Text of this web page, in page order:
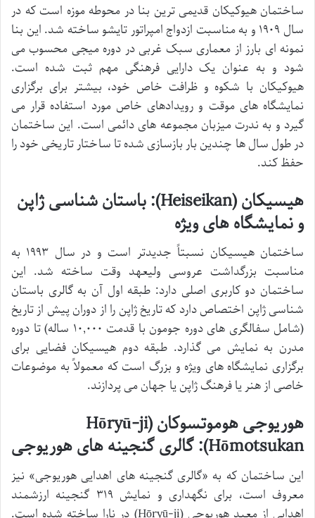
ساختمان هیوکیکان قدیمی ترین بنا در محوطه موزه است که در
سال ۱۹۰۹ و به مناسبت ازدواج امپراتور تایشو ساخته شد. این بنا
نمونه ای بارز از معماری سبک غربی در دوره میجی محسوب می
شود و به عنوان یک دارایی فرهنگی مهم ثبت شده است.
هیوکیکان با شکوه و ظرافت خاص خود، بیشتر برای برگزاری
نمایشگاه های موقت و رویدادهای خاص مورد استفاده قرار می
گیرد و به ندرت میزبان مجموعه های دائمی است. این ساختمان
در طول سال ها چندین بار بازسازی شده تا ساختار تاریخی خود را
حفظ کند.
هیسیکان (Heiseikan): باستان شناسی ژاپن
و نمایشگاه های ویژه
ساختمان هیسیکان نسبتاً جدیدتر است و در سال ۱۹۹۳ به
مناسبت بزرگداشت عروسی ولیعهد وقت ساخته شد. این
ساختمان دو کاربری اصلی دارد: طبقه اول آن به گالری باستان
شناسی ژاپن اختصاص دارد که تاریخ ژاپن را از دوران پیش از تاریخ
(شامل سفالگری های دوره جومون با قدمت ۱۰,۰۰۰ ساله) تا دوره
مدرن به نمایش می گذارد. طبقه دوم هیسیکان فضایی برای
برگزاری نمایشگاه های ویژه و بزرگ است که معمولاً به موضوعات
خاصی از هنر یا فرهنگ ژاپن یا جهان می پردازند.
هوریوجی هوموتسوکان (Hōryū-ji
Hōmotsukan): گالری گنجینه های هوریوجی
این ساختمان که به «گالری گنجینه های اهدایی هوریوجی» نیز
معروف است، برای نگهداری و نمایش ۳۱۹ گنجینه ارزشمند
اهدایی از معبد هوریوجی (Hōryū-ji) در نارا ساخته شده است.